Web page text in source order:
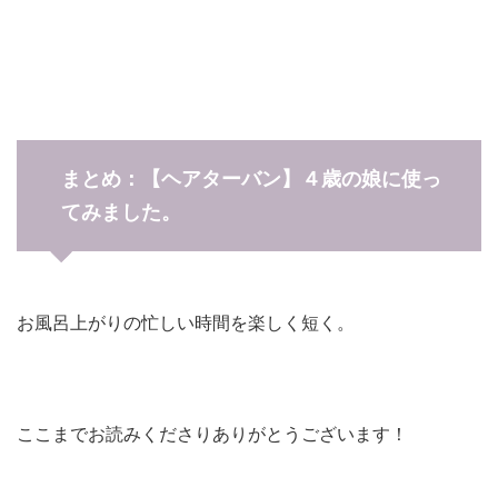
まとめ：【ヘアターバン】４歳の娘に使っ
てみました。
お風呂上がりの忙しい時間を楽しく短く。
ここまでお読みくださりありがとうございます！